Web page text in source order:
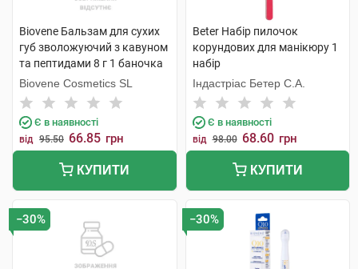
Biovene Бальзам для сухих
губ зволожуючий з кавуном
та пептидами 8 г 1 баночка
Biovene Cosmetics SL
Є в наявності
від 95.50 66.85 грн
КУПИТИ
Beter Набір пилочок
корундових для манікюру 1
набір
Індастріас Бетер С.А.
Є в наявності
від 98.00 68.60 грн
КУПИТИ
−30% −30%